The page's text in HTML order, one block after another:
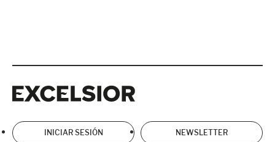
INICIAR SESIÓN NEWSLETTER